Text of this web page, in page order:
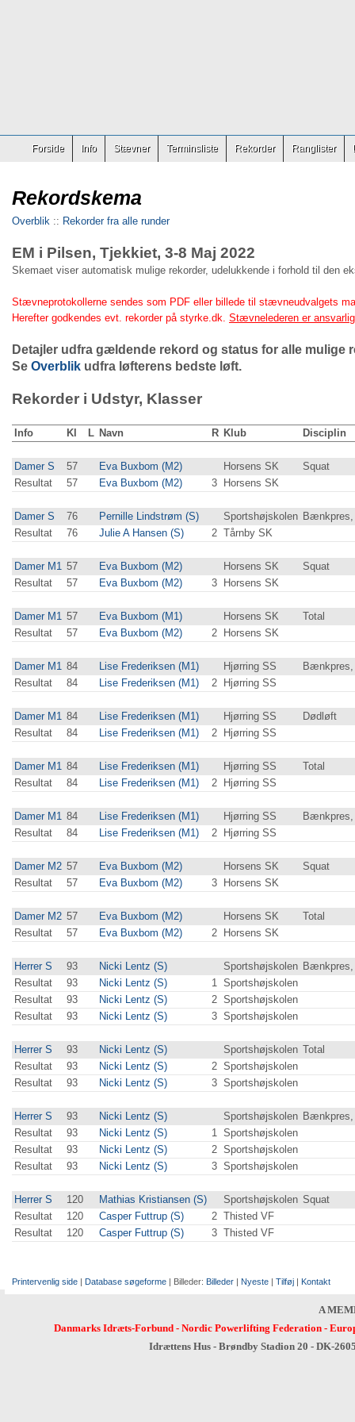
Forside Info Stævner Terminsliste Rekorder Ranglister
Rekordskema
Overblik :: Rekorder fra alle runder
EM i Pilsen, Tjekkiet, 3-8 Maj 2022
Skemaet viser automatisk mulige rekorder, udelukkende i forhold til den
Stævneprotokollerne sendes som PDF eller billede til stævneudvalgets
Herefter godkendes evt. rekorder på styrke.dk. Stævnelederen er
Detajler udfra gældende rekord og status for alle mulige
Se Overblik udfra løfterens bedste løft.
Rekorder i Udstyr, Klasser
Info Kl L Navn R Klub Disciplin
Damer S 57 Eva Buxbom (M2) Horsens SK
Squat
Resultat
57 Eva Buxbom (M2) 3 Horsens SK
Damer S 76 Pernille Lindstrøm (S) Sportshøjskolen Bænkpres,
Resultat
76 Julie A Hansen (S) 2 Tårnby SK
Damer M1 57 Eva Buxbom (M2) Horsens SK
Squat
Resultat
57 Eva Buxbom (M2) 3 Horsens SK
Damer M1 57 Eva Buxbom (M1) Horsens SK
Total
Resultat
57 Eva Buxbom (M2) 2 Horsens SK
Damer M1 84 Lise Frederiksen (M1) Hjørring SS
Bænkpres,
Resultat
84 Lise Frederiksen (M1) 2 Hjørring SS
Damer M1 84 Lise Frederiksen (M1) Hjørring SS
Dødløft
Resultat
84 Lise Frederiksen (M1) 2 Hjørring SS
Damer M1 84 Lise Frederiksen (M1) Hjørring SS
Total
Resultat
84 Lise Frederiksen (M1) 2 Hjørring SS
Damer M1 84 Lise Frederiksen (M1) Hjørring SS
Resultat
84 Lise Frederiksen (M1) 2 Hjørring SS
Damer M2 57 Eva Buxbom (M2) Horsens SK
Squat
Resultat
57 Eva Buxbom (M2) 3 Horsens SK
Damer M2 57 Eva Buxbom (M2) Horsens SK
Total
Resultat
57 Eva Buxbom (M2) 2 Horsens SK
Herrer S 93 Nicki Lentz (S) Sportshøjskolen Bænkpres,
Resultat
93 Nicki Lentz (S) 1 Sportshøjskolen
Resultat
93 Nicki Lentz (S) 2 Sportshøjskolen
Resultat
93 Nicki Lentz (S) 3 Sportshøjskolen
Herrer S 93 Nicki Lentz (S) Sportshøjskolen Total
Resultat
93 Nicki Lentz (S) 2 Sportshøjskolen
Resultat
93 Nicki Lentz (S) 3 Sportshøjskolen
Herrer S 93 Nicki Lentz (S) Sportshøjskolen
Resultat
93 Nicki Lentz (S) 1 Sportshøjskolen
Resultat
93 Nicki Lentz (S) 2 Sportshøjskolen
Resultat
93 Nicki Lentz (S) 3 Sportshøjskolen
Herrer S 120 Mathias Kristiansen (S) Sportshøjskolen Squat
Resultat
120 Casper Futtrup (S) 2 Thisted VF
Resultat
120 Casper Futtrup (S) 3 Thisted VF
Printervenlig side | Database søgeforme | Billeder: Billeder | Nyeste | Tilføj | Kontakt
A
Danmarks Idræts-Forbund- Nordic Powerlifting Federation-
Idrættens Hus - Brøndby Stadion 20 - DK-